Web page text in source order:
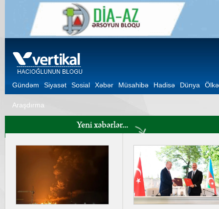
Gündəm Siyasət Sosial Xəbər Müsahibə Hadisə Dünya Ölkə
Araşdırma